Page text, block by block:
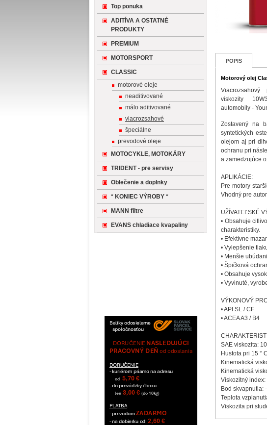
POPIS
Motorový olej
Viacrozsahový
viskozity
automobily -
Zostavený na
syntetických
olejom aj pri
ochranu pri
a zamedzujúce
APLIKÁCIE:
Pre motory
Vhodný pre
UŽÍVATEĽSKÉ
• Obsahuje
charakteristiky.
• Efektívne
• Vylepšenie
• Menšie
• Špičková
• Obsahuje
• Vyvinuté,
VÝKONOVÝ
• API SL / CF
• ACEA A3 / B4
SAE viskozita:
Hustota pri 15 °
Kinematická
Kinematická
Viskozitný index:
Bod skvapnutia:
Teplota
Viskozita pri
Top ponuka
ADITÍVA A OSTATNÉ
PRODUKTY
PREMIUM
MOTORSPORT
CLASSIC
motorové oleje
neaditivované
málo aditivované
viacrozsahové
špeciálne
prevodové oleje
MOTOCYKLE, MOTOKÁRY
TRIDENT - pre servisy
Oblečenie a doplnky
* KONIEC VÝROBY *
MANN filtre
EVANS chladiace kvapaliny